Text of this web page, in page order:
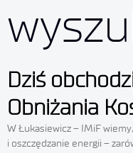
Dziś
Obniżania
W Łukasiewicz – IMiF
i oszczędzanie energii –